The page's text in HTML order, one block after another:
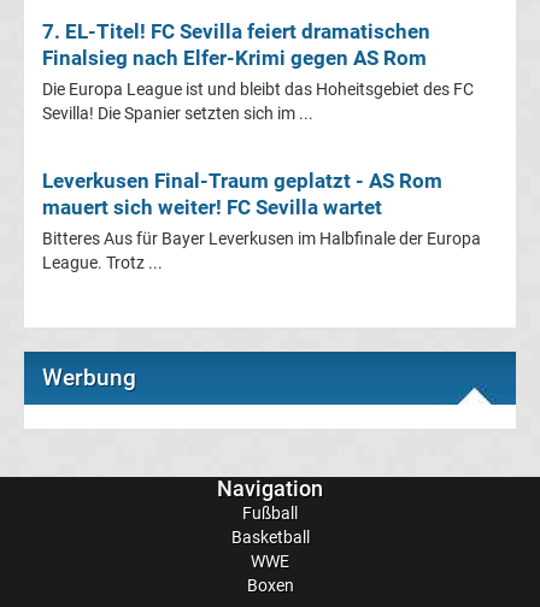
Europa
League
Europa
League
Ergebnisse
Conference
7. EL-Titel! FC Sevilla feiert dramatischen
Finalsieg nach Elfer-Krimi gegen AS Rom
Die Europa League ist und bleibt das Hoheitsgebiet des FC
Sevilla! Die Spanier setzten sich im ...
Leverkusen Final-Traum geplatzt - AS Rom
mauert sich weiter! FC Sevilla wartet
Bitteres Aus für Bayer Leverkusen im Halbfinale der Europa
League. Trotz ...
Werbung
Navigation
Fußball
Basketball
WWE
Boxen